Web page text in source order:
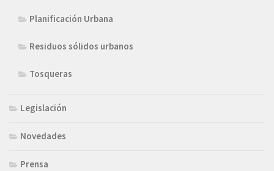
Planificación Urbana
Residuos sólidos urbanos
Tosqueras
Legislación
Novedades
Prensa